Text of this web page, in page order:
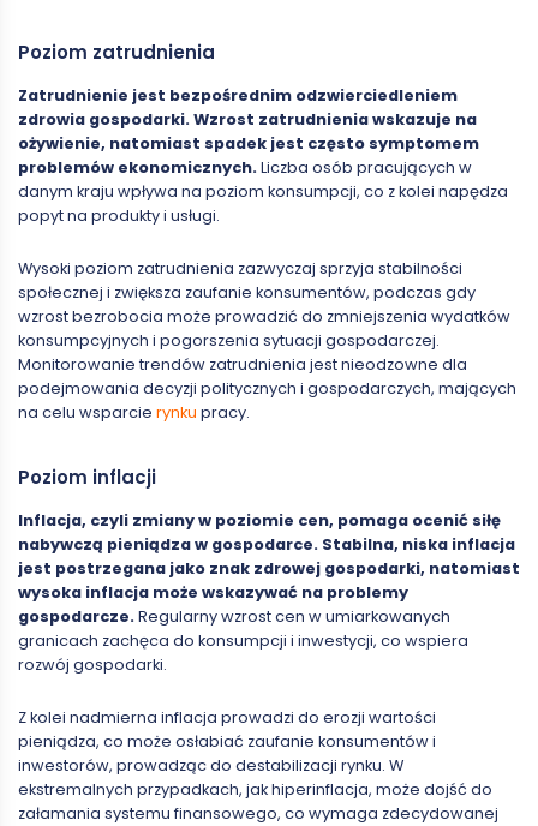
Poziom zatrudnienia
Zatrudnienie jest bezpośrednim odzwierciedleniem
zdrowia gospodarki. Wzrost zatrudnienia wskazuje na
ożywienie, natomiast spadek jest często symptomem
problemów ekonomicznych.Liczba osób pracujących w
danym kraju wpływa na poziom konsumpcji, co z kolei napędza
popyt na produkty i usługi.
Wysoki poziom zatrudnienia zazwyczaj sprzyja stabilności
społecznej i zwiększa zaufanie konsumentów, podczas gdy
wzrost bezrobocia może prowadzić do zmniejszenia wydatków
konsumpcyjnych i pogorszenia sytuacji gospodarczej.
Monitorowanie trendów zatrudnienia jest nieodzowne dla
podejmowania decyzji politycznych i gospodarczych, mających
na celu wsparcie rynku pracy.
Poziom inflacji
Inflacja, czyli zmiany w poziomie cen, pomaga ocenić siłę
nabywczą pieniądza w gospodarce. Stabilna, niska inflacja
jest postrzegana jako znak zdrowej gospodarki, natomiast
wysoka inflacja może wskazywać na problemy
gospodarcze.Regularny wzrost cen w umiarkowanych
granicach zachęca do konsumpcji i inwestycji, co wspiera
rozwój gospodarki.
Z kolei nadmierna inflacja prowadzi do erozji wartości
pieniądza, co może osłabiać zaufanie konsumentów i
inwestorów, prowadząc do destabilizacji rynku. W
ekstremalnych przypadkach, jak hiperinflacja, może dojść do
załamania systemu finansowego, co wymaga zdecydowanej